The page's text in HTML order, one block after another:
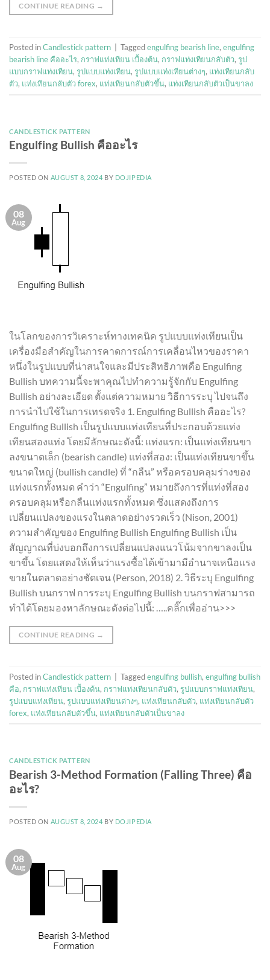
CONTINUE READING →
Posted inCandlestick pattern Taggedengulfing bearish line, engulfing
bearish line คืออะไร, กราฟแท่งเทียน เบื้องต้น, กราฟแท่งเทียนกลับตัว, รูป
แบบกราฟแท่งเทียน, รูปแบบแท่งเทียน, รูปแบบแท่งเทียนต่างๆ, แท่งเทียนกลับ
ตัว, แท่งเทียนกลับตัว forex, แท่งเทียนกลับตัวขึ้น, แท่งเทียนกลับตัวเป็นขาลง
CANDLESTICK PATTERN
Engulfing Bullish คืออะไร
POSTED ON AUGUST 8, 2024 BY DOJIPEDIA
08
Aug
ในโลกของการวิเคราะห์ทางเทคนิค รูปแบบแท่งเทียนเป็น
เครื่องมือสำคัญในการคาดการณ์การเคลื่อนไหวของราคา
หนึ่งในรูปแบบที่น่าสนใจและมีประสิทธิภาพคือ Engulfing
Bullish บทความนี้จะพาคุณไปทำความรู้จักกับ Engulfing
Bullish อย่างละเอียด ตั้งแต่ความหมาย วิธีการระบุ ไปจนถึง
การนำไปใช้ในการเทรดจริง 1. Engulfing Bullish คืออะไร?
Engulfing Bullish เป็นรูปแบบแท่งเทียนที่ประกอบด้วยแท่ง
เทียนสองแท่ง โดยมีลักษณะดังนี้: แท่งแรก: เป็นแท่งเทียนขา
ลงขนาดเล็ก (bearish candle) แท่งที่สอง: เป็นแท่งเทียนขาขึ้น
ขนาดใหญ่ (bullish candle) ที่ “กลืน” หรือครอบคลุมร่างของ
แท่งแรกทั้งหมด คำว่า “Engulfing” หมายถึงการที่แท่งที่สอง
ครอบคลุมหรือกลืนแท่งแรกทั้งหมด ซึ่งแสดงถึงการ
เปลี่ยนแปลงของแรงในตลาดอย่างรวดเร็ว (Nison, 2001)
ความสำคัญของ Engulfing Bullish Engulfing Bullish เป็น
สัญญาณที่บ่งบอกถึงการเปลี่ยนแปลงแนวโน้มจากขาลงเป็น
ขาขึ้น โดยแสดงให้เห็นว่าแรงซื้อได้เข้ามามีอำนาจเหนือแรง
ขายในตลาดอย่างชัดเจน (Person, 2018) 2. วิธีระบุ Engulfing
Bullish บนกราฟ การระบุ Engulfing Bullish บนกราฟสามารถ
ทำได้โดยมองหาลักษณะดังต่อไปนี้: …..คลิ๊กเพื่ออ่าน>>>
CONTINUE READING →
Posted inCandlestick pattern Taggedengulfing bullish, engulfing bullish
คือ, กราฟแท่งเทียน เบื้องต้น, กราฟแท่งเทียนกลับตัว, รูปแบบกราฟแท่งเทียน,
รูปแบบแท่งเทียน, รูปแบบแท่งเทียนต่างๆ, แท่งเทียนกลับตัว, แท่งเทียนกลับตัว
forex, แท่งเทียนกลับตัวขึ้น, แท่งเทียนกลับตัวเป็นขาลง
CANDLESTICK PATTERN
Bearish 3-Method Formation (Falling Three) คือ
อะไร?
POSTED ON AUGUST 8, 2024 BY DOJIPEDIA
08
Aug